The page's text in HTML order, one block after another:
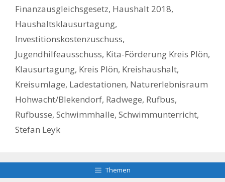
Finanzausgleichsgesetz, Haushalt 2018,
Haushaltsklausurtagung,
Investitionskostenzuschuss,
Jugendhilfeausschuss, Kita-Förderung Kreis Plön,
Klausurtagung, Kreis Plön, Kreishaushalt,
Kreisumlage, Ladestationen, Naturerlebnisraum
Hohwacht/Blekendorf, Radwege, Rufbus,
Rufbusse, Schwimmhalle, Schwimmunterricht,
Stefan Leyk
Themen